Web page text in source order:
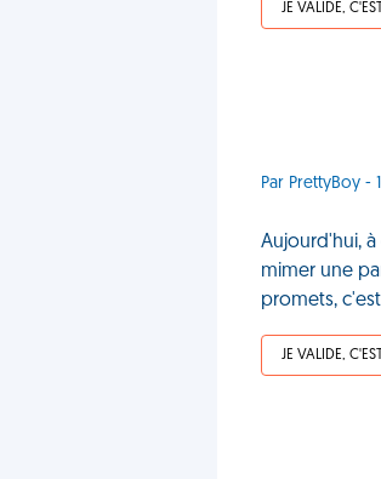
JE VALIDE,
Par PrettyBoy -
Aujourd'hui, à
mimer une
promets,
JE VALIDE,